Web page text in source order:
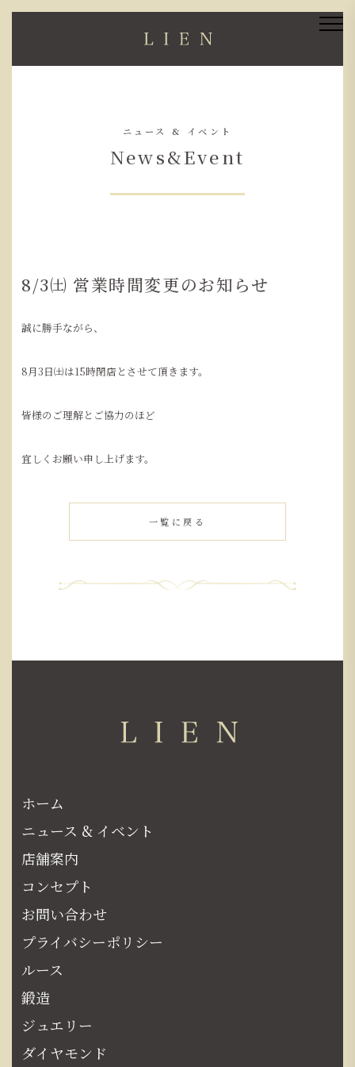
ニュース & イベント
News&Event
8/3㈯ 営業時間変更のお知らせ
誠に勝手ながら、
8月3日㈯は15時閉店とさせて頂きます。
皆様のご理解とご協力のほど
宜しくお願い申し上げます。
一覧に戻る
ホーム
ニュース & イベント
店舗案内
コンセプト
お問い合わせ
プライバシーポリシー
ルース
鍛造
ジュエリー
ダイヤモンド